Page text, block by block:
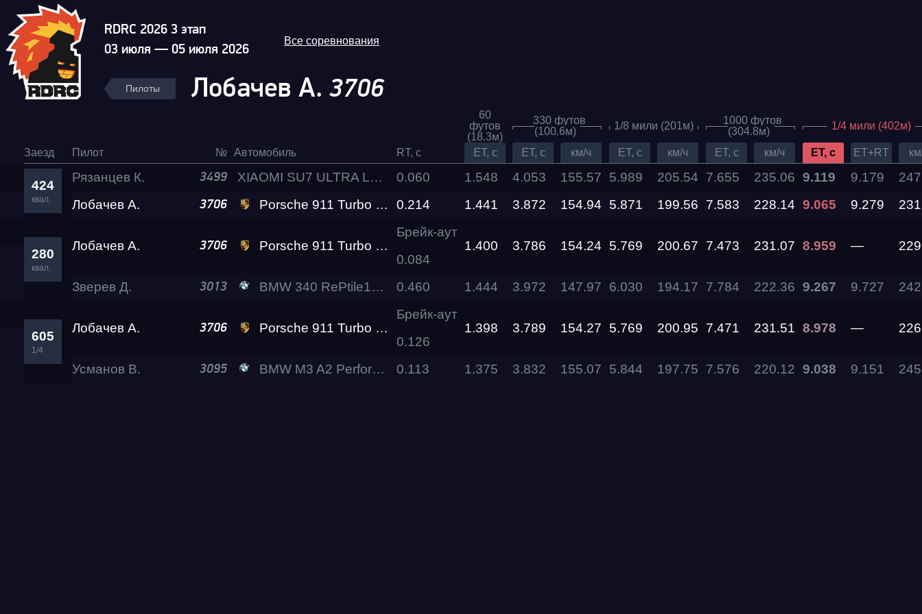
Гонка Трасса Дата проведения
RDRC Юг 6 этап
Evolution
03.10.2026 —
RDRC
12.09.2026 —
RDRC 2026 3 этап
03 июля — 05 июля 2026
Все соревнования
Пилоты Лобачев А. 3706
60
футов
(18.3м)
330 футов
(100.6м)
1/8 мили (201м)
1000 футов
(304.8м)
1/4 мили (402м)
Заезд Пилот № Автомобиль RT, c ET, c ET, c км/ч ET, c км/ч ET, c км/ч ET, c ET+RT
424
квал.
Рязанцев К. 3499 XIAOMI SU7 ULTRA Level Performance 0.060 1.548 4.053 155.57 5.989 205.54 7.655 235.06 9.119 9.179
Лобачев А.
3706 Porsche 911 Turbo S Level Performance 0.214 1.441 3.872 154.94 5.871 199.56 7.583 228.14 9.065 9.279
280
квал.
Лобачев А. 3706 Porsche 911 Turbo S Level Performance
Брейк-аут
0.084
1.400 3.786 154.24 5.769 200.67 7.473 231.07 8.959 —
Зверев Д. 3013 BMW 340 RePtile13 Real Performance 0.460 1.444 3.972 147.97 6.030 194.17 7.784 222.36 9.267 9.727
605
1/4
Лобачев А. 3706 Porsche 911 Turbo S Level Performance
Брейк-аут
0.126
1.398 3.789 154.27 5.769 200.95 7.471 231.51 8.978 —
Усманов В. 3095 BMW M3 A2 Performance 0.113 1.375 3.832 155.07 5.844 197.75 7.576 220.12 9.038 9.151